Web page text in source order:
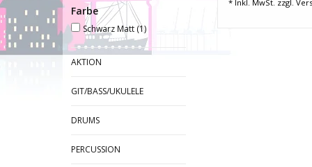
Farbe
Schwarz Matt (1)
AKTION
GIT/BASS/UKULELE
DRUMS
PERCUSSION
* Inkl. MwSt. zzgl.